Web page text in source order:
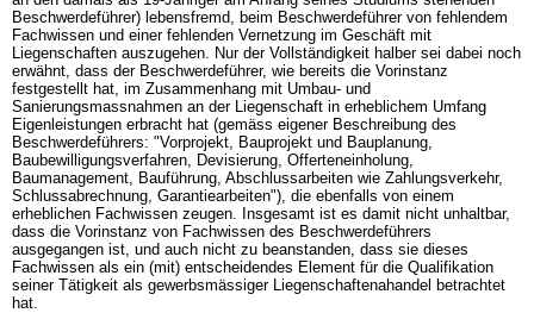
Beschwerdeführer) lebensfremd, beim Beschwerdeführer von fehlendem
Fachwissen und einer fehlenden Vernetzung im Geschäft mit
Liegenschaften auszugehen. Nur der Vollständigkeit halber sei dabei noch
erwähnt, dass der Beschwerdeführer, wie bereits die Vorinstanz
festgestellt hat, im Zusammenhang mit Umbau- und
Sanierungsmassnahmen an der Liegenschaft in erheblichem Umfang
Eigenleistungen erbracht hat (gemäss eigener Beschreibung des
Beschwerdeführers: "Vorprojekt, Bauprojekt und Bauplanung,
Baubewilligungsverfahren, Devisierung, Offerteneinholung,
Baumanagement, Bauführung, Abschlussarbeiten wie Zahlungsverkehr,
Schlussabrechnung, Garantiearbeiten"), die ebenfalls von einem
erheblichen Fachwissen zeugen. Insgesamt ist es damit nicht unhaltbar,
dass die Vorinstanz von Fachwissen des Beschwerdeführers
ausgegangen ist, und auch nicht zu beanstanden, dass sie dieses
Fachwissen als ein (mit) entscheidendes Element für die Qualifikation
seiner Tätigkeit als gewerbsmässiger Liegenschaftenahandel betrachtet
hat.